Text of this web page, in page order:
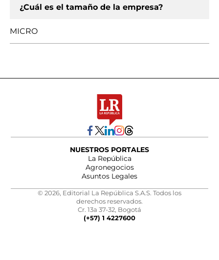
¿Cuál es el tamaño de la empresa?
MICRO
NUESTROS PORTALES
La República
Agronegocios
Asuntos Legales
© 2026, Editorial La República S.A.S. Todos los
derechos reservados.
Cr. 13a 37-32, Bogotá
(+57) 1 4227600